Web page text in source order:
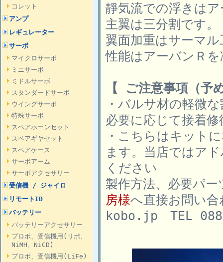
コレット
アンプ
レギュレーター
サーボ
マイクロサーボ
ミニサーボ
ミドルサーボ
スタンダードサーボ
ウイングサーボ
特殊サーボ
スペアホーンセット
スペアギヤセット
スペアケース
サーボアーム
サーボアクセサリー
受信機 / ジャイロ
リモートID
バッテリー
バッテリーアクセサリー
プロポ、受信機用(リポ、
NiMH、NiCD)
プロポ、受信機用(LiFe)
靜気流での浮きは
主翼は三分割です。
翼面加重はサーマ
性能はアーバンＲ
【 ご注意事項（予
・バルサ材の軽微
必要に応じて接着
・こちらはキット
ます。当店ではア
ください
製作方法、必要パ
房様へ直接お問い
kobo.jp TEL